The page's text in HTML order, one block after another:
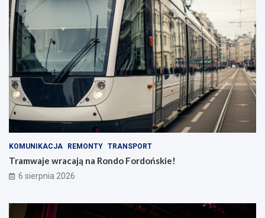
KOMUNIKACJA REMONTY TRANSPORT
Tramwaje wracają na Rondo Fordońskie!
6 sierpnia 2026